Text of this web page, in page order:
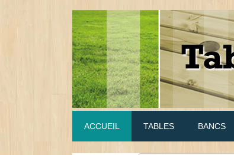
ACCUEIL TABLES BANCS